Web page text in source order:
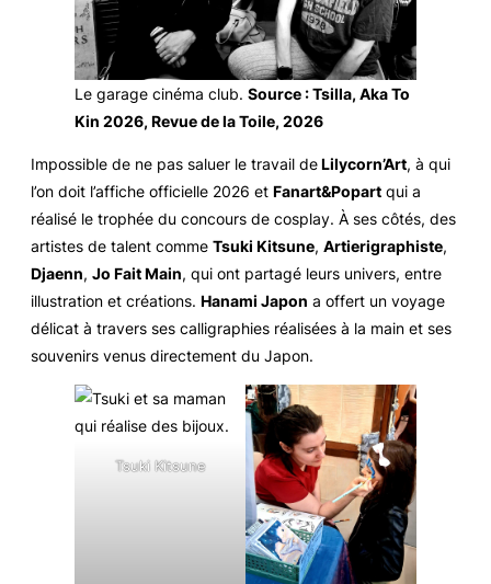
Le garage cinéma club. Source : Tsilla, Aka To
Kin 2026, Revue de la Toile, 2026
Impossible de ne pas saluer le travail deLilycorn’Art, à qui
l’on doit l’affiche officielle 2026 et Fanart&Popart qui a
réalisé le trophée du concours de cosplay. À ses côtés, des
artistes de talent comme Tsuki Kitsune, Artierigraphiste,
Djaenn, Jo Fait Main, qui ont partagé leurs univers, entre
illustration et créations. Hanami Japon a offert un voyage
délicat à travers ses calligraphies réalisées à la main et ses
souvenirs venus directement du Japon.
Tsuki Kitsune